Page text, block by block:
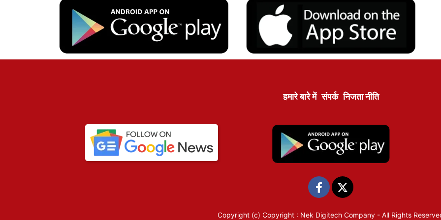
हमारे बारे में संपर्क निजता नीति
Copyright (c) Copyright : Nek Digitech Company - All Rights